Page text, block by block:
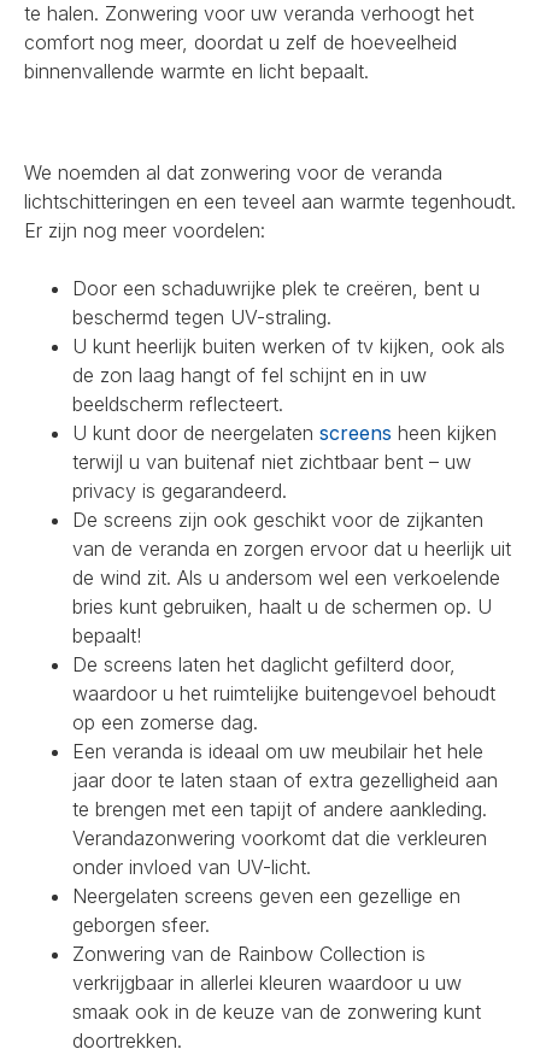
te halen. Zonwering voor uw veranda verhoogt het
comfort nog meer, doordat u zelf de hoeveelheid
binnenvallende warmte en licht bepaalt.
We noemden al dat zonwering voor de veranda
lichtschitteringen en een teveel aan warmte tegenhoudt.
Er zijn nog meer voordelen:
Door een schaduwrijke plek te creëren, bent u
beschermd tegen UV-straling.
U kunt heerlijk buiten werken of tv kijken, ook als
de zon laag hangt of fel schijnt en in uw
beeldscherm reflecteert.
U kunt door de neergelaten screens heen kijken
terwijl u van buitenaf niet zichtbaar bent – uw
privacy is gegarandeerd.
De screens zijn ook geschikt voor de zijkanten
van de veranda en zorgen ervoor dat u heerlijk uit
de wind zit. Als u andersom wel een verkoelende
bries kunt gebruiken, haalt u de schermen op. U
bepaalt!
De screens laten het daglicht gefilterd door,
waardoor u het ruimtelijke buitengevoel behoudt
op een zomerse dag.
Een veranda is ideaal om uw meubilair het hele
jaar door te laten staan of extra gezelligheid aan
te brengen met een tapijt of andere aankleding.
Verandazonwering voorkomt dat die verkleuren
onder invloed van UV-licht.
Neergelaten screens geven een gezellige en
geborgen sfeer.
Zonwering van de Rainbow Collection is
verkrijgbaar in allerlei kleuren waardoor u uw
smaak ook in de keuze van de zonwering kunt
doortrekken.